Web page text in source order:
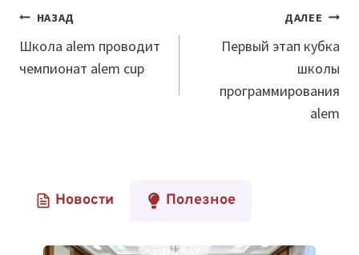
Навигация
по
записям
НАЗАД
Школа alem проводит
чемпионат alem cup
ДАЛЕЕ
Первый этап кубка
школы
программирования
alem
Новости Полезное